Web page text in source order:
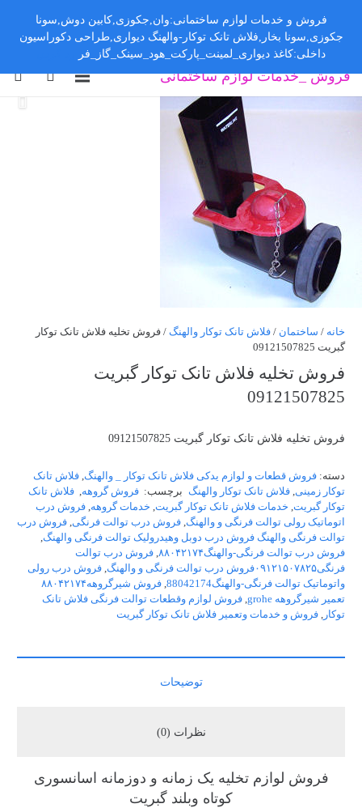
فروش _خدمات لوازم ساختمانی
خانه / ساختمان / فلاش تانک توکار والهنگ / فروش تخلیه فلاش تانک توکار
گبریت 09121507825
فروش تخلیه فلاش تانک توکار گبریت
09121507825
فروش تخلیه فلاش تانک توکار گبریت 09121507825
دسته: فروش قطعات و لوازم یدکی فلاش تانک توکار _ والهنگ, فلاش تانک
توکار زمینی, فلاش تانک توکار والهنگ برچسب: فروش گروهه, فلاش تانک
توکار گبریت, خدمات فلاش تانک توکار گبریت, خدمات گروهه, فروش درب
اتوماتیک رولی توالت فرنگی و والهنگ, فروش درب توالت فرنگی, فروش درب
توالت فرنگی والهنگ فروش درب دوبل وهیدرولیک توالت فرنگی والهنگ,
فروش درب توالت فرنگی-والهنگ۸۸۰۴۲۱۷۴
, فروش درب توالت
فرنگی۰۹۱۲۱۵۰۷۸۲۵فروش درب توالت فرنگی و والهنگ
, فروش درب رولی
واتوماتیک توالت فرنگی-والهنگ88042174
,
فروش شیرگروهه۸۸۰۴۲۱۷۴
تعمیر شیرگروهه grohe
, فروش لوازم وقطعات توالت فرنگی فلاش تانک
توکار , فروش و خدمات وتعمیر فلاش تانک توکار گبریت
توضیحات
نظرات (0)
فروش لوازم تخلیه یک زمانه و دوزمانه اسانسوری
کوتاه وبلند گبریت
فروش و خدمات لوازم ساختمانی:وان,جکوزی,کابین دوش,سونا
جکوزی,سونا بخار,فلاش تانک توکار-والهنگ دیواری,طراحی دکوراسیون
داخلی:کاغذ دیواری_لمینت_پارکت_هود_سینک_گاز_فر